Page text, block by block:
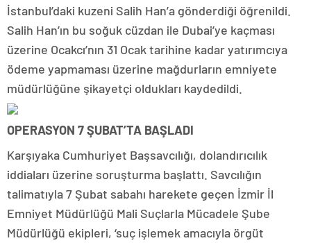
İstanbul’daki kuzeni Salih Han’a gönderdiği öğrenildi.
Salih Han’ın bu soğuk cüzdan ile Dubai’ye kaçması
üzerine Ocakcı’nın 31 Ocak tarihine kadar yatırımcıya
ödeme yapmaması üzerine mağdurların emniyete
müdürlüğüne şikayetçi oldukları kaydedildi.
OPERASYON 7 ŞUBAT’TA BAŞLADI
Karşıyaka Cumhuriyet Başsavcılığı, dolandırıcılık
iddiaları üzerine soruşturma başlattı. Savcılığın
talimatıyla 7 Şubat sabahı harekete geçen İzmir İl
Emniyet Müdürlüğü Mali Suçlarla Mücadele Şube
Müdürlüğü ekipleri, ‘suç işlemek amacıyla örgüt